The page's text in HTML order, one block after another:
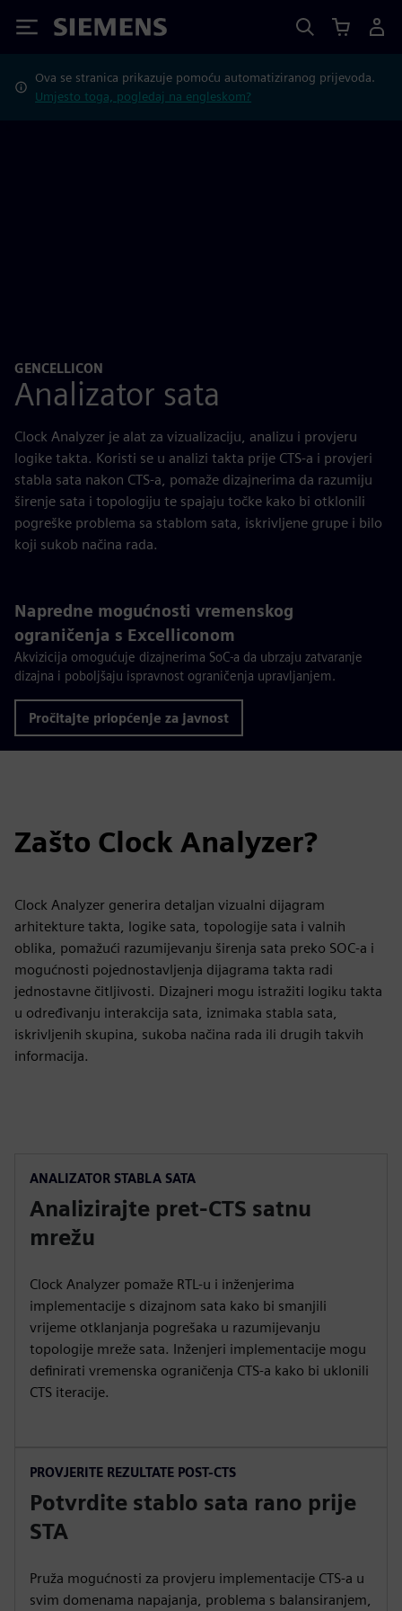
Siemens
Ova se stranica prikazuje pomoću automatiziranog prijevoda.
Umjesto toga, pogledaj na engleskom?
GENCELLICON
Analizator sata
Clock Analyzer je alat za vizualizaciju, analizu i provjeru
logike takta. Koristi se u analizi takta prije CTS-a i provjeri
stabla sata nakon CTS-a, pomaže dizajnerima da razumiju
širenje sata i topologiju te spajaju točke kako bi otklonili
pogreške problema sa stablom sata, iskrivljene grupe i bilo
koji sukob načina rada.
Napredne mogućnosti vremenskog
ograničenja s Excelliconom
Akvizicija omogućuje dizajnerima SoC-a da ubrzaju zatvaranje
dizajna i poboljšaju ispravnost ograničenja upravljanjem.
Pročitajte priopćenje za javnost
Zašto Clock Analyzer?
Clock Analyzer generira detaljan vizualni dijagram
arhitekture takta, logike sata, topologije sata i valnih
oblika, pomažući razumijevanju širenja sata preko SOC-a i
mogućnosti pojednostavljenja dijagrama takta radi
jednostavne čitljivosti. Dizajneri mogu istražiti logiku takta
u određivanju interakcija sata, iznimaka stabla sata,
iskrivljenih skupina, sukoba načina rada ili drugih takvih
informacija.
ANALIZATOR STABLA SATA
Analizirajte pret-CTS satnu
mrežu
Clock Analyzer pomaže RTL-u i inženjerima
implementacije s dizajnom sata kako bi smanjili
vrijeme otklanjanja pogrešaka u razumijevanju
topologije mreže sata. Inženjeri implementacije mogu
definirati vremenska ograničenja CTS-a kako bi uklonili
CTS iteracije.
PROVJERITE REZULTATE POST-CTS
Potvrdite stablo sata rano prije
STA
Pruža mogućnosti za provjeru implementacije CTS-a u
svim domenama napajanja, problema s balansiranjem,